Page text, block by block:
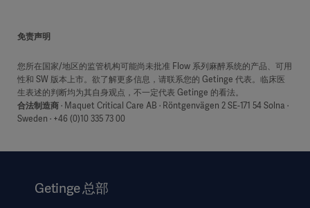
免责声明
您所在国家/地区的监管机构可能尚未批准 Flow 系列麻醉系统的产品、可用
性和 SW 版本上市。欲了解更多信息，请联系您的 Getinge 代表。临床医
生表述的判断均为其自身观点，不一定代表 Getinge 的看法。
合法制造商· Maquet Critical Care AB · Röntgenvägen 2 SE-171 54 Solna ·
Sweden · +46 (0)10 335 73 00
Getinge 总部